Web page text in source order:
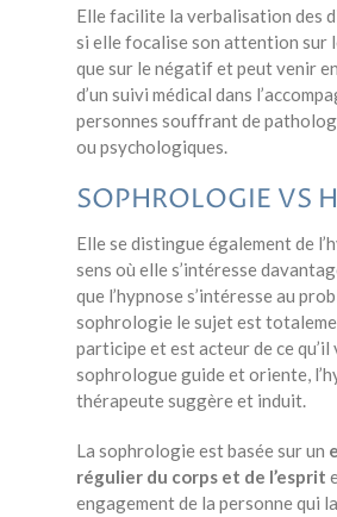
Elle facilite la verbalisation des
si elle focalise son attention
que sur le négatif et peut venir
d’un suivi médical dans
personnes souffrant de
ou psychologiques.
SOPHROLOGIE VS
Elle se distingue également de
sens où elle s’intéresse
que l’hypnose s’intéresse au
sophrologie le sujet est
participe et est acteur de ce qu’il
sophrologue guide et oriente,
thérapeute suggère et induit.
La sophrologie est basée sur un
régulier du corps et de l’esprit
engagement de la personne qui